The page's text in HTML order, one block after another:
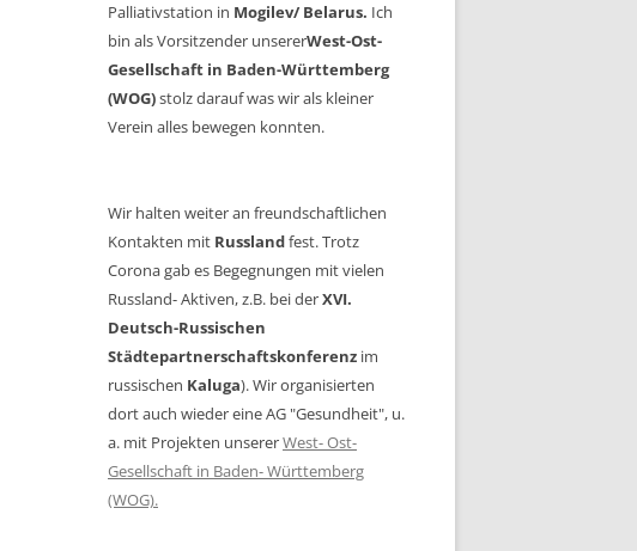
Palliativstation in Mogilev/ Belarus. Ich
bin als Vorsitzender unsererWest-Ost-
Gesellschaft in Baden-Württemberg
(WOG)stolz darauf was wir als kleiner
Verein alles bewegen konnten.
Wir halten weiter an freundschaftlichen
Kontakten mit Russlandfest. Trotz
Corona gab es Begegnungen mit vielen
Russland- Aktiven, z.B. bei derXVI.
Deutsch-Russischen
Städtepartnerschaftskonferenz im
russischen Kaluga). Wir organisierten
dort auch wieder eine AG "Gesundheit", u.
a. mit Projekten unsererWest- Ost-
Gesellschaft in Baden- Württemberg
(WOG).